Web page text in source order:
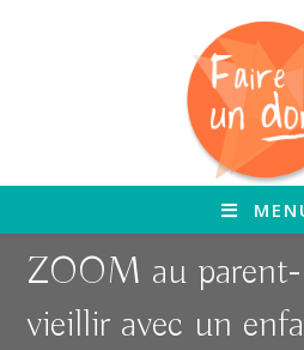
ZOOM au
vieillir avec un